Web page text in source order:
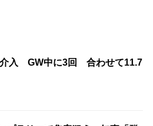
介入 GW中に3回 合わせて11.7